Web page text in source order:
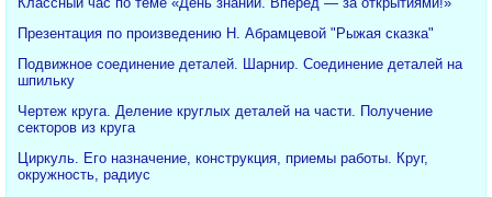
Презентация по произведению Н. Абрамцевой "Рыжая сказка"
Подвижное соединение деталей. Шарнир. Соединение деталей на
шпильку
Чертеж круга. Деление круглых деталей на части. Получение
секторов из круга
Циркуль. Его назначение, конструкция, приемы работы. Круг,
окружность, радиус